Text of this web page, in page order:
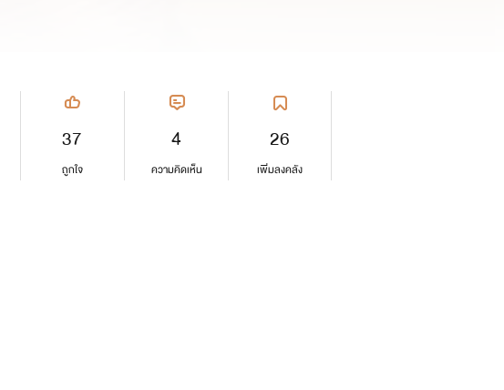
37
ถูกใจ
4
ความคิดเห็น
26
เพิ่มลงคลัง